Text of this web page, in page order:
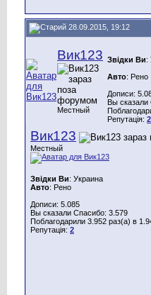
28.09.2015, 19:12
Вик123
Местный
Звідки Ви:
Авто: Рено
Дописи:
Вы сказали
Репутація: 2
Вик123
Местный
Звідки Ви: Украина
Авто: Рено
Дописи: 5.085
Вы сказали Спасибо: 3.579
Поблагодарили 3.952 раз(а) в
Репутація: 2